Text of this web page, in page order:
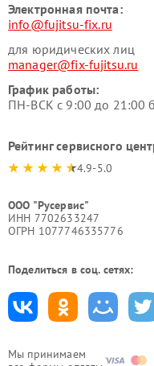
Мы принимаем
Электронная почта:
info@fujitsu-fix.ru
для юридических лиц
manager@fix-fujitsu.ru
График работы:
ПН-ВСК с 9:00 до 21:00
Рейтинг сервисного
4.9-5.0
ООО "Русервис"
ИНН 7702633247
ОГРН 1077746335776
Поделиться в соц. сетях: